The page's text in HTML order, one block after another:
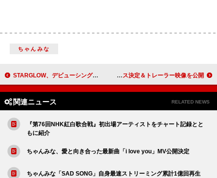
ちゃんみな
STARGLOW、デビューシングル『Star Wish』ジャケット＆収録曲を公開 MISAMO、日本1stアルバム『PLAY』リリース決定＆トレーラー映像を公開
関連ニュース RELATED NEWS
『第76回NHK紅白歌合戦』初出場アーティストをチャート記録とと
もに紹介
ちゃんみな、愛と向き合った最新曲「i love you」MV公開決定
ちゃんみな「SAD SONG」自身最速ストリーミング累計1億回再生